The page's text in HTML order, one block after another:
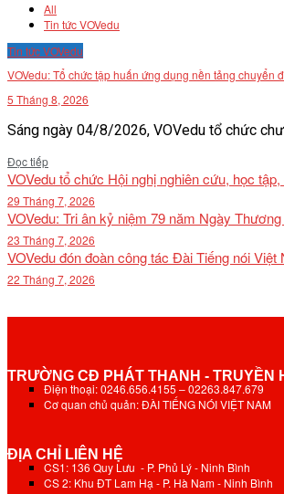
NGHIÊN CỨU KHOA HỌC
VĂN BẢN
All
Tin tức VOVedu
Tin tức VOVedu
VOVedu: Tổ chức tập huấn ứng dụng nền tảng chuyển
5 Tháng 8, 2026
Sáng ngày 04/8/2026, VOVedu tổ chức
Đọc tiếpDetails
VOVedu tổ chức Hội nghị nghiên cứu, học
29 Tháng 7, 2026
VOVedu: Tri ân kỷ niệm 79 năm Ngày
23 Tháng 7, 2026
VOVedu đón đoàn công tác Đài Tiếng nói
22 Tháng 7, 2026
TRƯỜNG CĐ PHÁT THANH - TRUYỀN
Điện thoại: 0246.656.4155 – 02263.847.679
Cơ quan chủ quản: ĐÀI TIẾNG NÓI VIỆT NAM
ĐỊA CHỈ LIÊN HỆ
CS1: 136 Quy Lưu - P. Phủ Lý - Ninh Bình
CS 2: Khu ĐT Lam Hạ - P. Hà Nam - Ninh Bình